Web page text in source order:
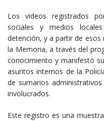
Los videos registrados
sociales y medios
detención, y a partir de
la Memoria, a través del
conocimiento y manifestó
asuntos internos de la
de sumarios
involucrados.
Este registro es una